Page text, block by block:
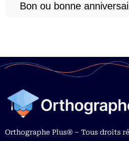
Bon ou bonne
Orthographe Plus® – Tous droits